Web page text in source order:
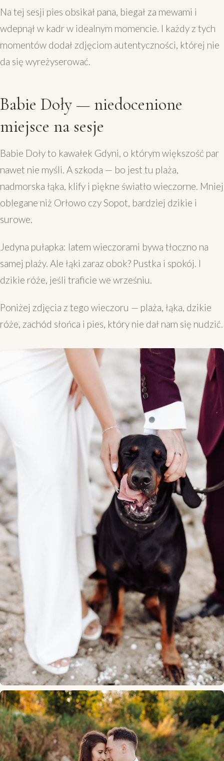
Na tej sesji pies obsikał pana, biegał za mewami i
wdepnął w kadr w idealnym momencie. I każdy z tych
momentów dodał zdjęciom autentyczności, której nie
da się wyreżyserować.
Babie Doły — niedocenione
miejsce na sesje
Babie Doły to kawałek Gdyni, o którym większość par
nawet nie myśli. A szkoda — bo jest tu plaża,
nadmorska łąka, klify i piękne światło wieczorne. Mniej
oblegane niż Orłowo czy Sopot, bardziej dzikie i
surowe.
Jedyna pułapka: latem wieczorami bywa tłoczno na
samej plaży. Ale łąki zaraz obok? Pustka i spokój. I
dzikie róże, jeśli traficie we wrześniu.
Poniżej zdjęcia z tego wieczoru — plaża, łąka, dzikie
róże, zachód słońca i pies, który nie dał nam się nudzić.